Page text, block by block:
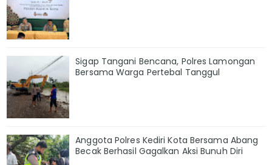
Sigap Tangani Bencana, Polres Lamongan
Bersama Warga Pertebal Tanggul
Anggota Polres Kediri Kota Bersama Abang
Becak Berhasil Gagalkan Aksi Bunuh Diri